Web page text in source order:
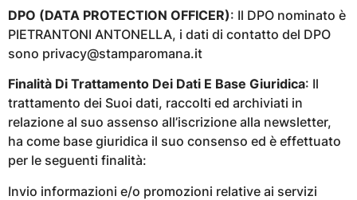
DPO (DATA PROTECTION OFFICER): Il DPO nominato è
PIETRANTONI ANTONELLA, i dati di contatto del DPO
sono privacy@stamparomana.it
Finalità Di Trattamento Dei Dati E Base Giuridica: Il
trattamento dei Suoi dati, raccolti ed archiviati in
relazione al suo assenso all’iscrizione alla newsletter,
ha come base giuridica il suo consenso ed è effettuato
per le seguenti finalità:
Invio informazioni e/o promozioni relative ai servizi